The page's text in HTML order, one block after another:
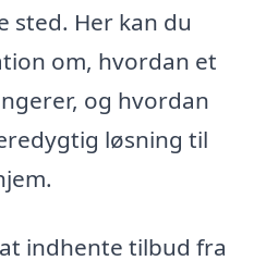
sted. Her kan du
om, hvordan et
og hvordan
løsning til
indhente tilbud fra